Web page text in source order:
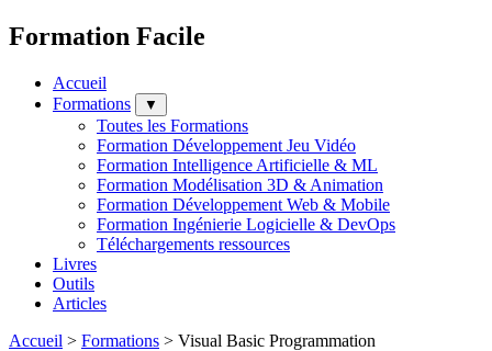
Formation Facile
Accueil
Formations
▼
Toutes les Formations
Formation Développement Jeu Vidéo
Formation Intelligence Artificielle & ML
Formation Modélisation 3D & Animation
Formation Développement Web & Mobile
Formation Ingénierie Logicielle & DevOps
Téléchargements ressources
Livres
Outils
Articles
Accueil > Formations > Visual Basic Programmation